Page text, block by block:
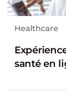
Healthcare
santé en